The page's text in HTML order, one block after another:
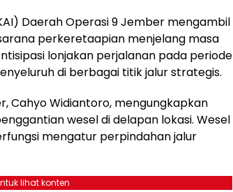
Daerah Operasi 9 Jember mengambil
perkeretaapian menjelang masa
lonjakan perjalanan pada periode
di berbagai titik jalur strategis.
Cahyo Widiantoro, mengungkapkan
wesel di delapan lokasi. Wesel
mengatur perpindahan jalur
lihat konten